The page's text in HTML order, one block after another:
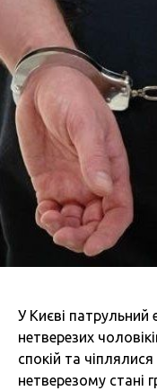
У Києві
нетверезих
спокій та
нетверезому стані